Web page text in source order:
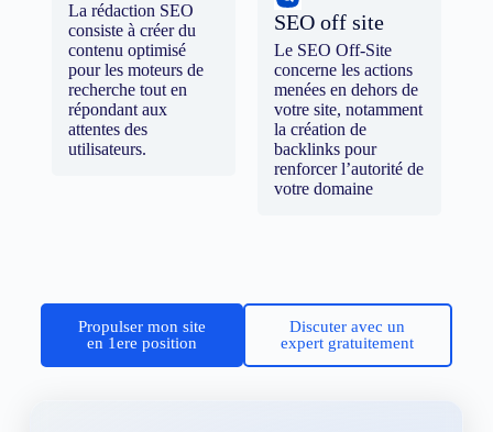
La rédaction SEO
consiste à créer du
contenu optimisé
pour les moteurs de
recherche tout en
répondant aux
attentes des
utilisateurs.
SEO off site
Le SEO Off-Site
concerne les actions
menées en dehors de
votre site, notamment
la création de
backlinks pour
renforcer l’autorité de
votre domaine
Propulser mon site
en 1ere position
Discuter avec un
expert gratuitement